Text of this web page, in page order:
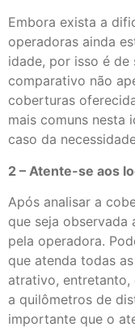
Embora exista a
operadoras ainda
idade, por isso é
comparativo não
coberturas
mais comuns nesta
caso da
2 – Atente-se aos
Após analisar a
que seja observada
pela operadora.
que atenda todas
atrativo, entretanto,
a quilômetros de
importante que o